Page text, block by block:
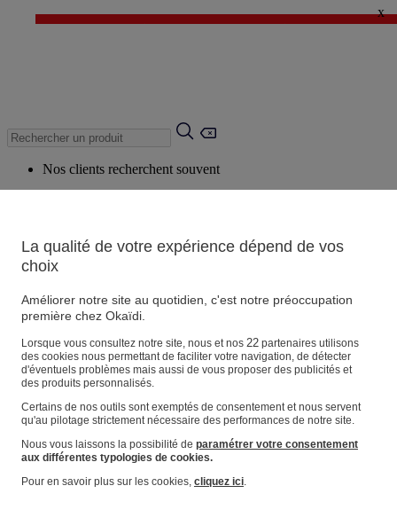
✨ LAST DAYS : Jusqu'à -60%* ✨
x
Nos clients recherchent souvent
Produits suggérés
Voir tous les produits
Magasin
Vos informations personnelles
Suivre une commande
Panier
Favoris
La qualité de votre expérience dépend de vos
choix
Améliorer notre site au quotidien, c'est notre préoccupation
première chez Okaïdi.
Lorsque vous consultez notre site, nous et nos 22partenaires utilisons
des cookies nous permettant de faciliter votre navigation, de détecter
d'éventuels problèmes mais aussi de vous proposer des publicités et
des produits personnalisés.
Certains de nos outils sont exemptés de consentement et nous servent
qu'au pilotage strictement nécessaire des performances de notre site.
Nous vous laissons la possibilité de paramétrer votre consentement
aux différentes typologies de cookies.
Pour en savoir plus sur les cookies, cliquez ici.